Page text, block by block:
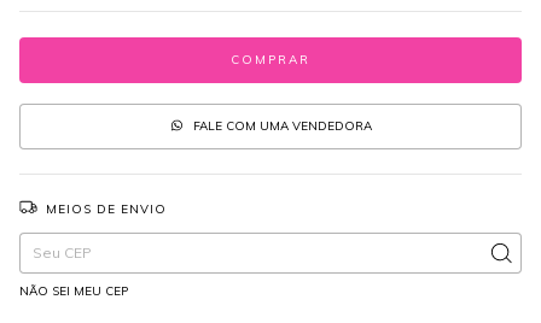
FALE COM UMA VENDEDORA
MEIOS DE ENVIO
Entregas para o CEP:
ALTERAR CEP
NÃO SEI MEU CEP